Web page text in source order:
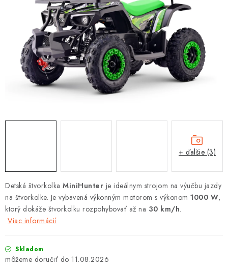
DARČEKY
NÁPLNE A KVAPALINY
NÁHRADNÉ DIELY
Bonusový systém
Nákup na splátky
Reklamácia a vrátenie tovaru
Obchodné podmienky
Ochrana osobných údajov
Detská štvorkolka MiniHunter je ideálnym strojom na výučbu jazdy
na štvorkolke. Je vybavená výkonným motorom s výkonom 1000 W,
ktorý dokáže štvorkolku rozpohybovať až na 30 km/h.
Viac informácií
Skladom
11.08.2026
+ ďalšie (3)